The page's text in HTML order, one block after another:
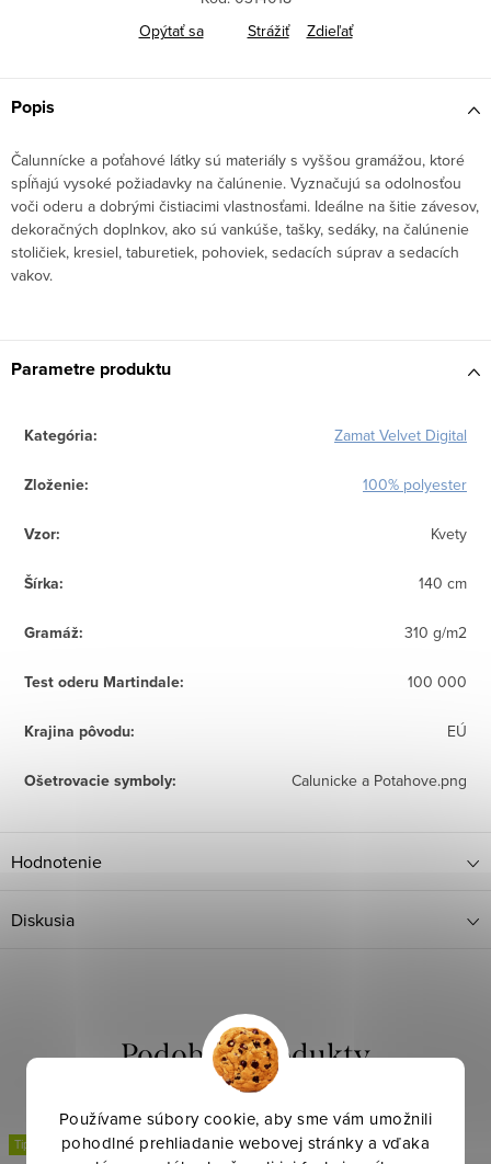
Používame súbory cookie, aby sme vám umožnili
pohodlné prehliadanie webovej stránky a vďaka
Opýtať sa
Strážiť Zdieľať
Popis
Čalunnícke a poťahové látky sú materiály s vyššou gramážou, ktoré
spĺňajú vysoké požiadavky na čalúnenie. Vyznačujú sa odolnosťou
voči oderu a dobrými čistiacimi vlastnosťami. Ideálne na šitie závesov,
dekoračných doplnkov, ako sú vankúše, tašky, sedáky, na čalúnenie
stoličiek, kresiel, taburetiek, pohoviek, sedacích súprav a sedacích
vakov.
Parametre produktu
Kategória: Zamat Velvet Digital
Zloženie: 100% polyester
Vzor: Kvety
Šírka: 140 cm
Gramáž: 310 g/m2
Test oderu Martindale: 100 000
Krajina pôvodu: EÚ
Ošetrovacie symboly: Calunicke a Potahove.png
Hodnotenie
Diskusia
Tip Tip